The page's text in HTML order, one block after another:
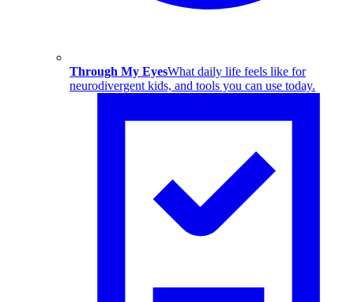
Through My EyesWhat daily life feels like for
neurodivergent kids, and tools you can use today.